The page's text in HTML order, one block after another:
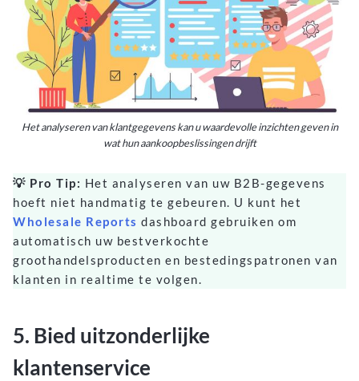
Het analyseren van klantgegevens kan u waardevolle inzichten geven in
wat hun aankoopbeslissingen drijft
💡 Pro Tip: Het analyseren van uw B2B-gegevens
hoeft niet handmatig te gebeuren. U kunt het
Wholesale Reports dashboard gebruiken om
automatisch uw bestverkochte
groothandelsproducten en bestedingspatronen van
klanten in realtime te volgen.
5. Bied uitzonderlijke
klantenservice